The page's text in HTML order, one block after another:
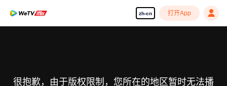
zh-cn 打开App
很抱歉，由于版权限制，您所在的地区暂时无法播